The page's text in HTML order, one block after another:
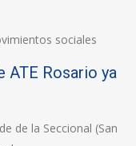
sociales
ATE Rosario ya
de la Seccional (San